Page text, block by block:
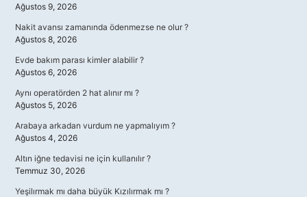
Ağustos 9, 2026
Nakit avansı zamanında ödenmezse ne olur ?
Ağustos 8, 2026
Evde bakım parası kimler alabilir ?
Ağustos 6, 2026
Aynı operatörden 2 hat alınır mı ?
Ağustos 5, 2026
Arabaya arkadan vurdum ne yapmalıyım ?
Ağustos 4, 2026
Altın iğne tedavisi ne için kullanılır ?
Temmuz 30, 2026
Yeşilırmak mı daha büyük Kızılırmak mı ?